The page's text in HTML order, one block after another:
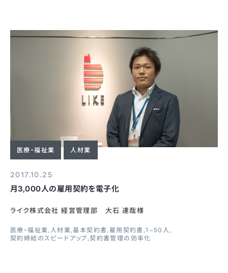
医療・福祉業 人材業
2017.10.25
月3,000人の雇用契約を電子化
ライク株式会社 経営管理部 大石 達哉様
医療・福祉業 人材業 基本契約書 雇用契約書 1~50人
契約締結のスピードアップ 契約書管理の効率化